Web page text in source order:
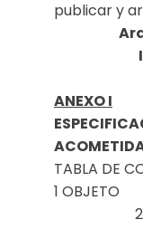
publicar y
ANEXO I
TABLA DE
1
2
2